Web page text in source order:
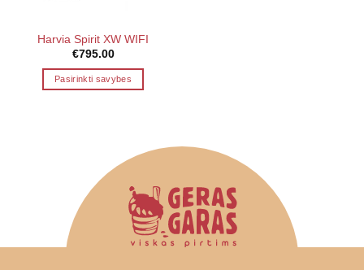
Harvia Spirit XW WIFI
€795.00
Pasirinkti savybes
variants.
The
options